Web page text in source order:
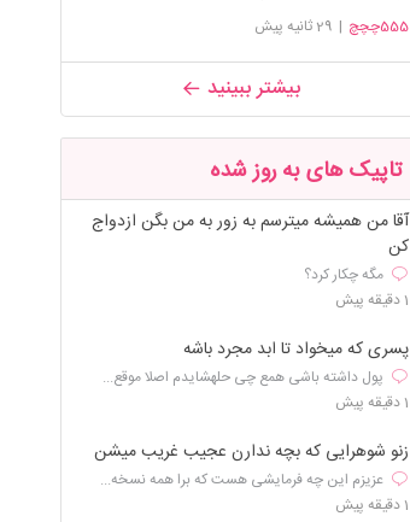
555چچچ | 29 ثانیه پیش
بیشتر ببینید
تاپیک های به روز شده
آقا من همیشه میترسم به زور به من بگن ازدواج
کن
مگه چکار کرد؟
1 دقیقه پیش
پسری که میخواد تا ابد مجرد باشه
پول داشته باشی همع چی حلهشایدم اصلا موقع...
1 دقیقه پیش
زنو شوهرایی که بچه ندارن عجیب غریب میشن
عزیزم این چه فرمایشی هست که برا همه نسخه...
1 دقیقه پیش